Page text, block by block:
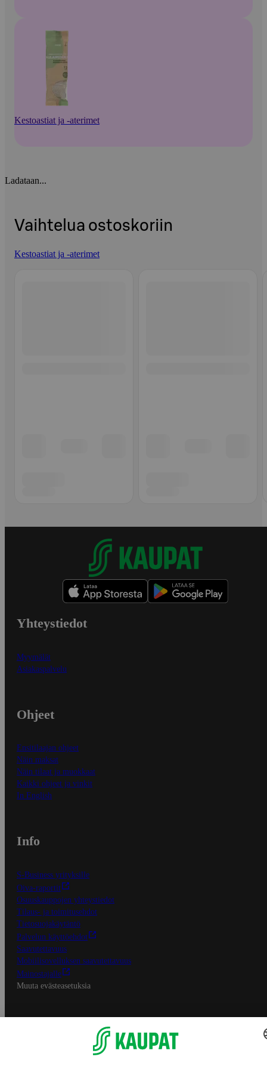
Kestoastiat ja -aterimet
Ladataan...
Vaihtelua ostoskoriin
Kestoastiat ja -aterimet
Yhteystiedot
Myymälät
Asiakaspalvelu
Ohjeet
Ensitilaajan ohjeet
Näin maksat
Näin tilaat ja muokkaat
Kaikki ohjeet ja vinkit
In English
Info
S-Business yrityksille
Oiva-raportit
Osuuskauppojen yhteystiedot
Tilaus- ja toimitusehdot
Tietosuojakäytäntö
Palvelun käyttöehdot
Saavutettavuus
Mobiilisovelluksen saavutettavuus
Mainostajalle
Muuta evästeasetuksia
S-ryhmän palvelut